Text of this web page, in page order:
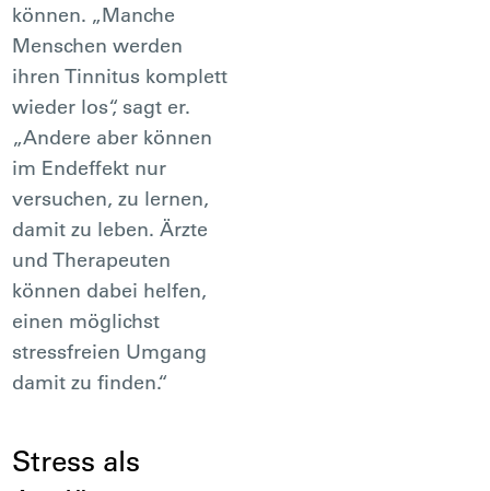
können. „Manche
Menschen werden
ihren Tinnitus komplett
wieder los“, sagt er.
„Andere aber können
im Endeffekt nur
versuchen, zu lernen,
damit zu leben. Ärzte
und Therapeuten
können dabei helfen,
einen möglichst
stressfreien Umgang
damit zu finden.“
Stress als